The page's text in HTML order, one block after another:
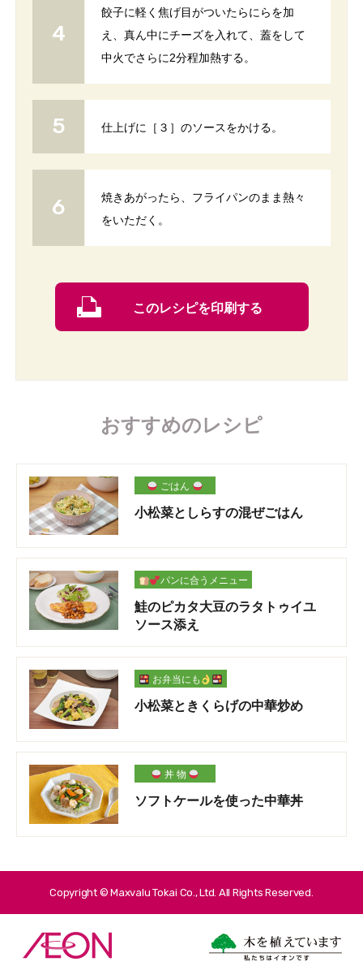
餃子に軽く焦げ目がついたらにらを加
え、真ん中にチーズを入れて、蓋をして
中火でさらに2分程加熱する。
仕上げに［３］のソースをかける。
焼きあがったら、フライパンのまま熱々
をいただく。
このレシピを印刷する
おすすめのレシピ
ごはん
小松菜としらすの混ぜごはん
パンに合うメニュー
鮭のピカタ大豆のラタトゥイユ
ソース添え
お弁当にも
小松菜ときくらげの中華炒め
丼 物
ソフトケールを使った中華丼
Copyright © Maxvalu Tokai Co., Ltd. All Rights Reserved.